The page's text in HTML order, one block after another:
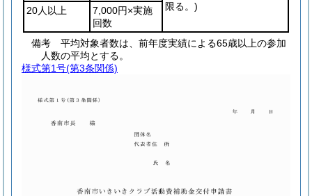
限る。)
20人以上
7,000円×実施
回数
備考 平均対象者数は、前年度実績による65歳以上の参加
人数の平均とする。
様式第1号(第3条関係)